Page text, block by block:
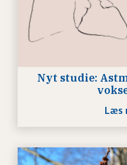
Nyt studie:
Læs